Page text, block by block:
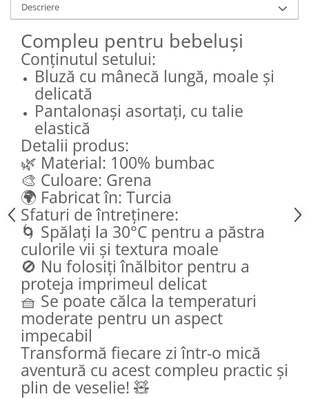
Descriere
Compleu pentru bebeluși
Conținutul setului:
Bluză cu mânecă lungă, moale și
delicată
Pantalonași asortați, cu talie
elastică
Detalii produs:
🌿 Material: 100% bumbac
🎨 Culoare: Grena
🌍 Fabricat în: Turcia
Sfaturi de întreținere:
🌀 Spălați la 30°C pentru a păstra
culorile vii și textura moale
🚫 Nu folosiți înălbitor pentru a
proteja imprimeul delicat
🧺 Se poate călca la temperaturi
moderate pentru un aspect
impecabil
Transformă fiecare zi într-o mică
aventură cu acest compleu practic și
plin de veselie! 🧸